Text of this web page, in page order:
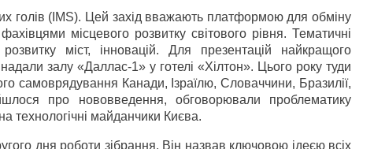
голів (IMS). Цей захід вважають платформою для обміну
місцевого розвитку світового рівня. Тематичні
міст, інновацій. Для презентацій найкращого
залу «Даллас-1» у готелі «Хілтон». Цього року туди
самоврядування Канади, Ізраїлю, Словаччини, Бразилії,
про нововведення, обговорювали проблематику
технологічні майданчики Києва.
дня роботи зібрання. Він назвав ключовою ідеєю всіх